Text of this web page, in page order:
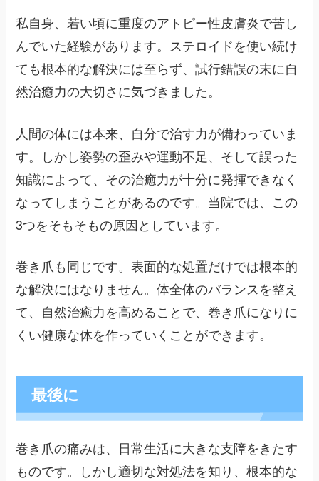
私自身、若い頃に重度のアトピー性皮膚炎で苦し
んでいた経験があります。ステロイドを使い続け
ても根本的な解決には至らず、試行錯誤の末に自
然治癒力の大切さに気づきました。
人間の体には本来、自分で治す力が備わっていま
す。しかし姿勢の歪みや運動不足、そして誤った
知識によって、その治癒力が十分に発揮できなく
なってしまうことがあるのです。当院では、この
3つをそもそもの原因としています。
巻き爪も同じです。表面的な処置だけでは根本的
な解決にはなりません。体全体のバランスを整え
て、自然治癒力を高めることで、巻き爪になりに
くい健康な体を作っていくことができます。
最後に
巻き爪の痛みは、日常生活に大きな支障をきたす
ものです。しかし適切な対処法を知り、根本的な